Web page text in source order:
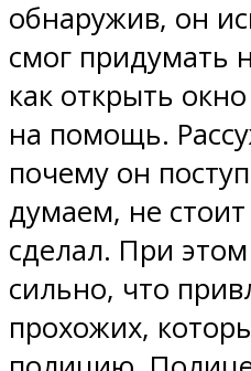
обнаружив, он
смог придумать
как открыть
на помощь.
почему он
думаем, не
сделал. При
сильно, что
прохожих,